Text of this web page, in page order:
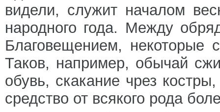
видели, служит началом
народного года. Между
Благовещением, некоторые
Таков, например, обычай
обувь, скакание чрез
средство от всякого рода